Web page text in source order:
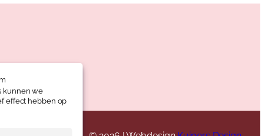
kunnen we
effect hebben op